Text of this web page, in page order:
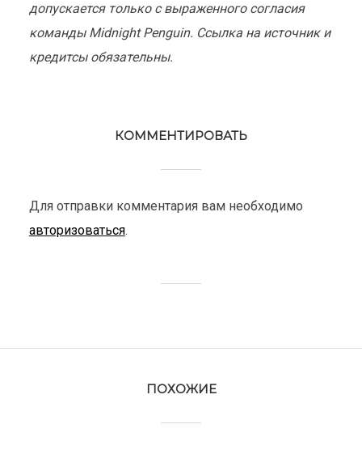
допускается только с выраженного согласия
команды Midnight Penguin. Ссылка на источник и
кредитсы обязательны.
КОММЕНТИРОВАТЬ
Для отправки комментария вам необходимо
авторизоваться.
ПОХОЖИЕ